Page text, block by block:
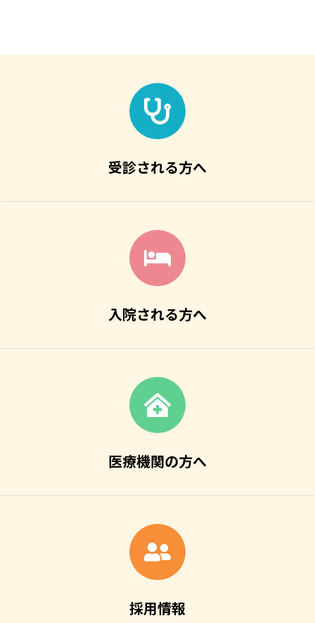
受診される方へ
入院される方へ
医療機関の方へ
採用情報